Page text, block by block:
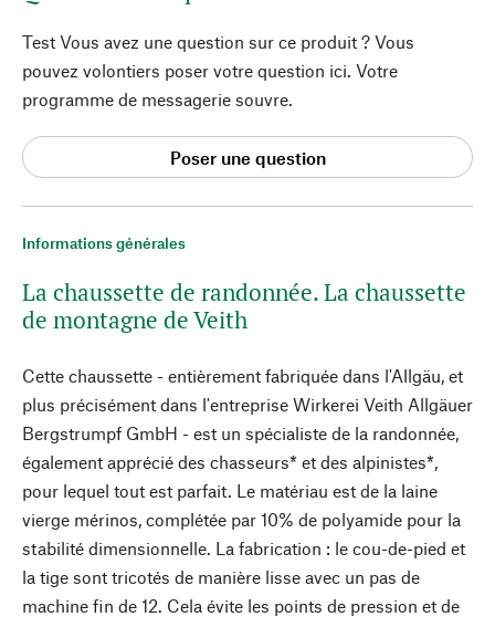
Informations générales
La chaussette de randonnée. La chaussette
de montagne de Veith
Cette chaussette - entièrement fabriquée dans l'Allgäu, et
plus précisément dans l'entreprise Wirkerei Veith Allgäuer
Bergstrumpf GmbH - est un spécialiste de la randonnée,
également apprécié des chasseurs* et des alpinistes*,
pour lequel tout est parfait. Le matériau est de la laine
vierge mérinos, complétée par 10% de polyamide pour la
stabilité dimensionnelle. La fabrication : le cou-de-pied et
la tige sont tricotés de manière lisse avec un pas de
machine fin de 12. Cela évite les points de pression et de
Test Vous avez une question sur ce produit ? Vous
pouvez volontiers poser votre question ici. Votre
programme de messagerie souvre.
Poser une question